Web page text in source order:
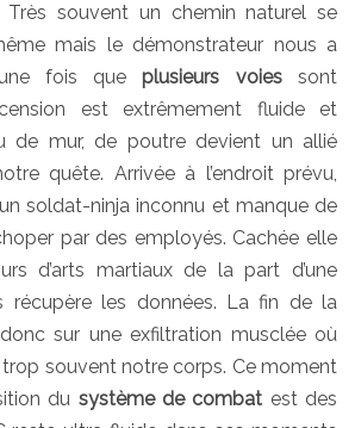
Très souvent un chemin naturel se
mais le démonstrateur nous a
fois queplusieurs voiessont
est extrêmement fluide et
de mur, de poutre devient un allié
quête. Arrivée à l’endroit prévu,
soldat-ninja inconnu et manque de
par des employés. Cachée elle
d’arts martiaux de la part d’une
récupère les données. La fin de la
sur une exfiltration musclée où
souvent notre corps. Ce moment
du système de combat est des